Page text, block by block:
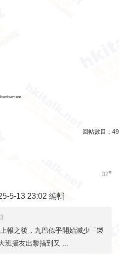
回帖數目： 49
32#
5-13 23:02 編輯
報之後，九巴似乎開始減少「製
班攝友出黎搞到又 ...